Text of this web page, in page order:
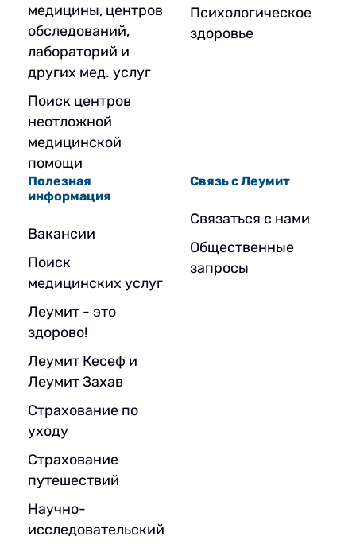
медицины, центров
обследований,
лабораторий и
других мед. услуг
Поиск центров
неотложной
медицинской
помощи
Психологическое
здоровье
Полезная
информация
Вакансии
Поиск
медицинских услуг
Леумит - это
здорово!
Леумит Кесеф и
Леумит Захав
Страхование по
уходу
Страхование
путешествий
Научно-
исследовательский
Связь с Леумит
Связаться с нами
Общественные
запросы